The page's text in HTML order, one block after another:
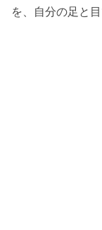
を、自分の足と